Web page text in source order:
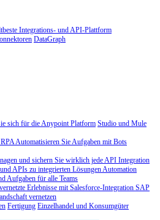
Integrations- und API-Plattform
DataGraph
sich für die Anypoint Platform Studio und Mule
Automatisieren Sie Aufgaben mit Bots
und sichern Sie wirklich jede API Integration
APIs zu integrierten LösungenAutomation
Aufgaben für alle Teams
Erlebnisse mit Salesforce-Integration SAP
vernetzen
Fertigung Einzelhandel und Konsumgüter